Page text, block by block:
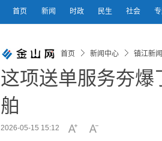
首页 新闻 时政 民生 社会
首页 新闻中心 镇江新闻
这项送单服务夯
舶
2026-05-15 15:12